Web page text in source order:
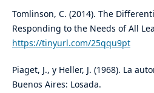
Tomlinson, C. (2014). The
Responding to the Needs of All
https://tinyurl.com/25qqu9pt
Piaget, J., y Heller, J. (1968). La
Buenos Aires: Losada.